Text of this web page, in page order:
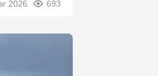
2026 693